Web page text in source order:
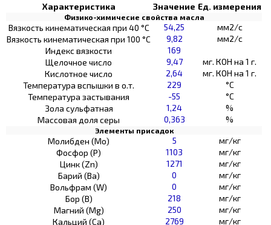
Характеристика Значение Ед. измерения
Физико-химичесие свойства масла
Вязкость кинематическая при 40 °С 54,25
мм2/с
Вязкость кинематическая при 100 °С
9,82
мм2/с
Индекс вязкости
169
Щелочное число
9,47
мг. КОН на 1 г.
Кислотное число
2,64
мг. КОН на 1 г.
Температура вспышки в о.т.
229
°C
Температура застывания
-55
°C
Зола сульфатная
1,24
%
Массовая доля серы
0,363 %
Элементы присадок
Молибден (Мо) 5
мг/кг
Фосфор (Р)
1103
мг/кг
Цинк (Zn)
1271
мг/кг
Барий (Ва)
0
мг/кг
Вольфрам (W)
0
мг/кг
Бор (В)
218
мг/кг
Магний (Mg)
250
мг/кг
Кальций (Са)
2769 мг/кг